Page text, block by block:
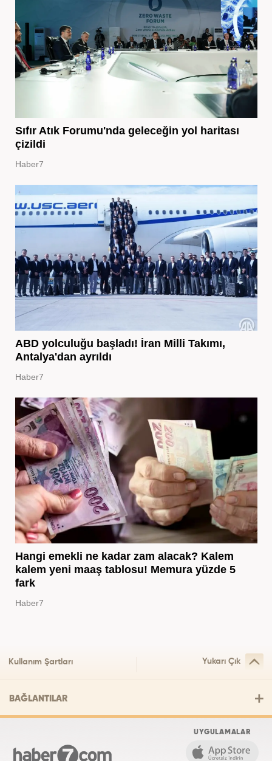
Sıfır Atık Forumu'nda geleceğin yol haritası
çizildi
Haber7
ABD yolculuğu başladı! İran Milli Takımı,
Antalya'dan ayrıldı
Haber7
Hangi emekli ne kadar zam alacak? Kalem
kalem yeni maaş tablosu! Memura yüzde 5
fark
Haber7
Kullanım Şartları Yukarı Çık
BAĞLANTILAR
UYGULAMALAR